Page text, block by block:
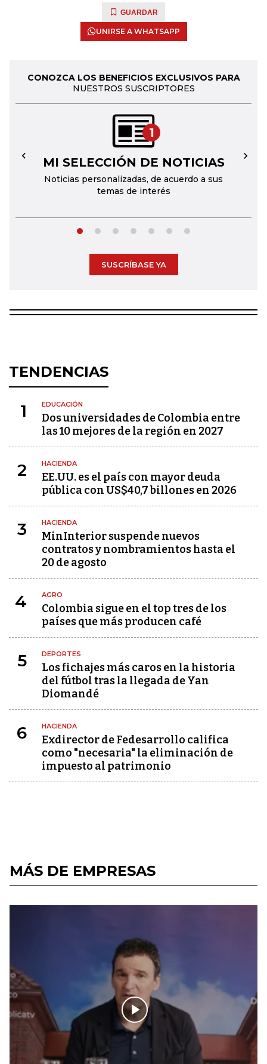
GUARDAR
UNIRSE A WHATSAPP
CONOZCA LOS BENEFICIOS EXCLUSIVOS PARA
NUESTROS SUSCRIPTORES
1
MI SELECCIÓN DE NOTICIAS
Noticias personalizadas, de acuerdo a sus
temas de interés
← →
SUSCRÍBASE YA
TENDENCIAS
1 EDUCACIÓN
Dos universidades de Colombia entre
las 10 mejores de la región en 2027
2 HACIENDA
EE.UU. es el país con mayor deuda
pública con US$40,7 billones en 2026
3 HACIENDA
MinInterior suspende nuevos
contratos y nombramientos hasta el
20 de agosto
4 AGRO
Colombia sigue en el top tres de los
países que más producen café
5 DEPORTES
Los fichajes más caros en la historia
del fútbol tras la llegada de Yan
Diomandé
6 HACIENDA
Exdirector de Fedesarrollo califica
como "necesaria" la eliminación de
impuesto al patrimonio
MÁS DE EMPRESAS